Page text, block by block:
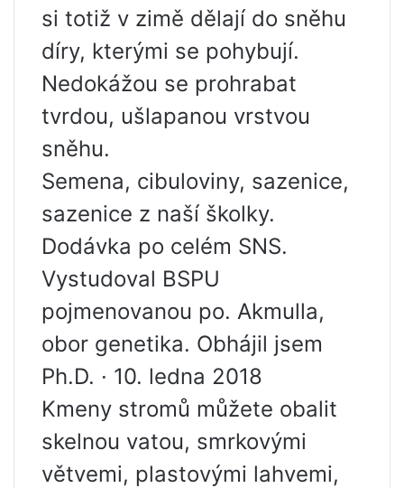
si totiž v zimě dělají do sněhu
díry, kterými se pohybují.
Nedokážou se prohrabat
tvrdou, ušlapanou vrstvou
sněhu.
Semena, cibuloviny, sazenice,
sazenice z naší školky.
Dodávka po celém SNS.
Vystudoval BSPU
pojmenovanou po. Akmulla,
obor genetika. Obhájil jsem
Ph.D. · 10. ledna 2018
Kmeny stromů můžete obalit
skelnou vatou, smrkovými
větvemi, plastovými lahvemi,